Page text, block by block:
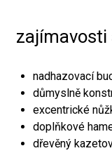
nadhazovací
důmyslně
excentrické
doplňkové
dřevěný